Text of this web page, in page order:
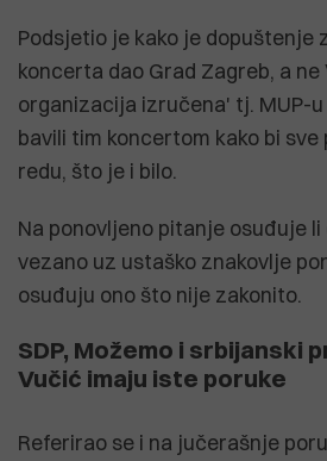
Podsjetio je kako je dopuštenje
koncerta dao Grad Zagreb, a
organizacija izručena' tj. MUP-u
bavili tim koncertom kako bi
redu, što je i bilo.
Na ponovljeno pitanje osuđuje
vezano uz ustaško znakovlje
osuđuju ono što nije zakonito.
SDP, Možemo i srbijanski
Vučić imaju iste poruke
Referirao se i na jučerašnje